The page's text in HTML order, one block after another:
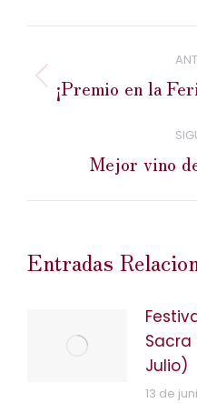
Navegación
publicaciones
¡Premio en la
Mejor vino
Entradas
Sacra
Julio)
13 de